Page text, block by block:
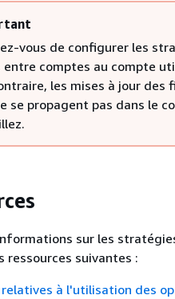
vous de configurer les
entre comptes au compte
les mises à jour des
se propagent pas dans le
sur les
ressources suivantes :
à l'utilisation des